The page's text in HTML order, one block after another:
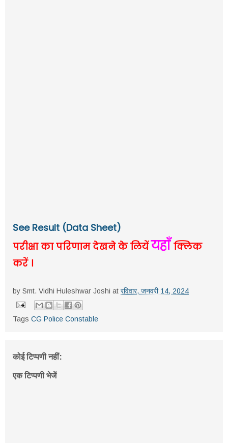
See Result (Data Sheet)
परीक्षा का परिणाम देखने के लियेंयहाँ क्लिक
करें ।
by Smt. Vidhi Huleshwar Joshi at रविवार, जनवरी 14, 2024
Tags CG Police Constable
कोई टिप्पणी नहीं:
एक टिप्पणी भेजें